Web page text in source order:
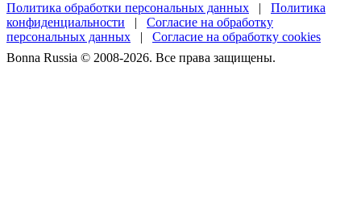
Политика обработки персональных данных | Политика
конфиденциальности | Согласие на обработку
персональных данных | Согласие на обработку cookies
Bonna Russia © 2008-2026. Все права защищены.